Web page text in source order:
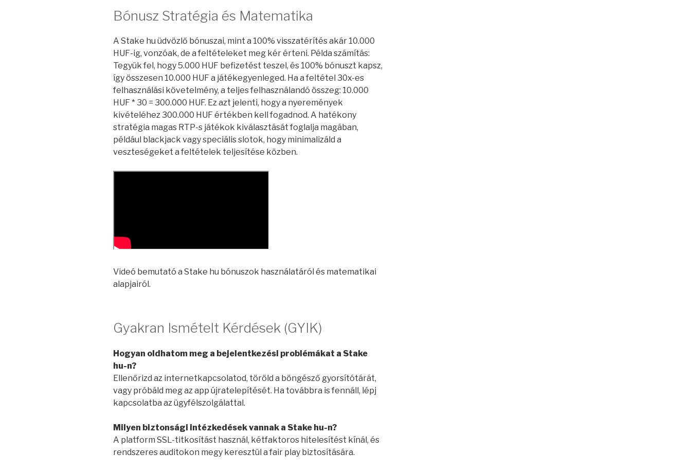
Bónusz Stratégia és Matematika
A Stake hu üdvözlő bónuszai, mint a 100% visszatérítés akár 10.000
HUF-ig, vonzóak, de a feltételeket meg kér érteni. Példa számítás:
Tegyük fel, hogy 5.000 HUF befizetést teszel, és 100% bónuszt kapsz,
így összesen 10.000 HUF a játékegyenleged. Ha a feltétel 30x-es
felhasználási követelmény, a teljes felhasználandó összeg: 10.000
HUF * 30 = 300.000 HUF. Ez azt jelenti, hogy a nyeremények
kivételéhez 300.000 HUF értékben kell fogadnod. A hatékony
stratégia magas RTP-s játékok kiválasztását foglalja magában,
például blackjack vagy speciális slotok, hogy minimalizáld a
veszteségeket a feltételek teljesítése közben.
Videó bemutató a Stake hu bónuszok használatáról és matematikai
alapjairól.
Gyakran Ismételt Kérdések (GYIK)
Hogyan oldhatom meg a bejelentkezési problémákat a Stake
hu-n?
Ellenőrizd az internetkapcsolatod, töröld a böngésző gyorsítótárát,
vagy próbáld meg az app újratelepítését. Ha továbbra is fennáll, lépj
kapcsolatba az ügyfélszolgálattal.
Milyen biztonsági intézkedések vannak a Stake hu-n?
A platform SSL-titkosítást használ, kétfaktoros hitelesítést kínál, és
rendszeres auditokon megy keresztül a fair play biztosítására.